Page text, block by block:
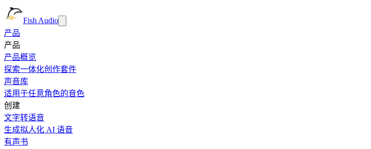
Fish Audio
产品
产品
产品概览
探索一体化创作套件
声音库
适用于任意角色的音色
创建
文字转语音
生成拟人化 AI 语音
有声书